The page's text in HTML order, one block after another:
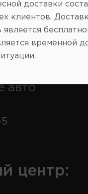
центр:
на
авто
центр:
доставки
клиентов.
временной